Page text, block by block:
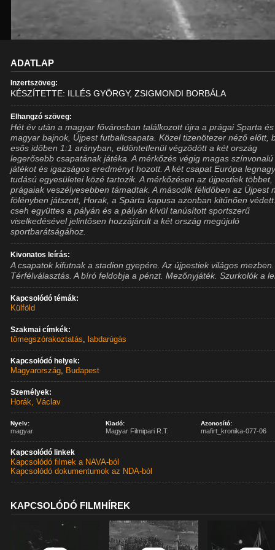
ADATLAP
Inzertszöveg:
KÉSZÍTETTE: ILLÉS GYÖRGY, ZSIGMONDI BORBÁLA
Elhangzó szöveg:
Hét év után a magyar fővárosban találkozott újra a prágai Sparta
magyar bajnok, Újpest futballcsapata. Közel tizenötezer néző előtt,
esős időben 1:1 arányban, eldöntetlenül végződött a két ország
legerősebb csapatának játéka. A mérkőzés végig magas színvonalú
játékot és igazságos eredményt hozott. A két csapat Európa
tudású egyesületei közé tartozik. A mérkőzésen az újpestiek többet,
prágaiak veszélyesebben támadtak. A második félidőben az Újpest
fölényben játszott, Horak, a Spárta kapusa azonban kitűnően
cseh együttes a pályán és a pályán kívül tanúsított sportszerű
viselkedésével jelintősen hozzájárult a két ország megújuló
sportbarátságához.
Kivonatos leírás:
A csapatok kifutnak a stadion gyepére. Az újpestiek világos mezben.
Térfélválasztás. A bíró feldobja a pénzt. Mezőnyjáték. Szurkolók a
Kapcsolódó témák:
Külföld
Szakmai címkék:
tömegszórakoztatás, labdarúgás
Kapcsolódó helyek:
Magyarország, Budapest
Személyek:
Horák, Václav
Nyelv:
magyar
Kiadó:
Magyar Filmipari R.T.
Azonosító:
mafirt_kronika-077-06
Kapcsolódó linkek
Kapcsolódó filmek a NAVA-ból
Kapcsolódó dokumentumok az NDA-ból
KAPCSOLÓDÓ FILMHÍREK